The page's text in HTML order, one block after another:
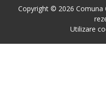
Copyright © 2026 Comuna
Utilizare